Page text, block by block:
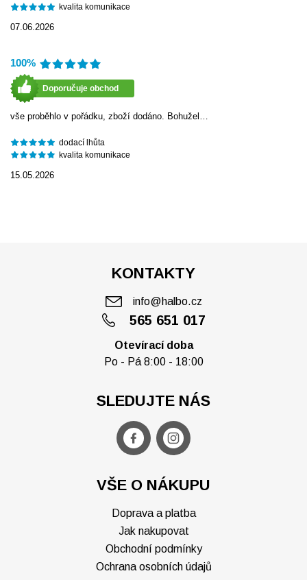
kvalita komunikace
07.06.2026
100%
Doporučuje obchod
vše proběhlo v pořádku, zboží dodáno. Bohužel…
dodací lhůta
kvalita komunikace
15.05.2026
KONTAKTY
565 651 017
info@halbo.cz
Otevírací doba
Po - Pá 8:00 - 18:00
VŠE O NÁKUPU
Doprava a platba
Jak nakupovat
Obchodní podmínky
Ochrana osobních údajů
SLEDUJTE NÁS